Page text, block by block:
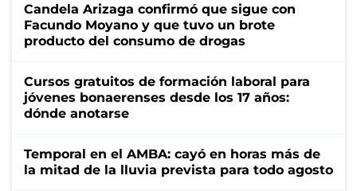
Candela Arizaga confirmó que sigue con
Facundo Moyano y que tuvo un brote
producto del consumo de drogas
Cursos gratuitos de formación laboral para
jóvenes bonaerenses desde los 17 años:
dónde anotarse
Temporal en el AMBA: cayó en horas más de
la mitad de la lluvia prevista para todo agosto